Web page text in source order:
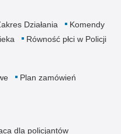
Działania
Komendy
Równość płci w Policji
Plan zamówień
dla policjantów